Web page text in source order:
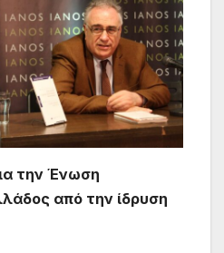
την Ένωση
από την ίδρυση